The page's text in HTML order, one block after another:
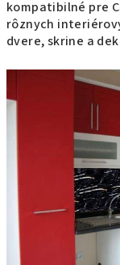
kompatibilné pre
rôznych
dvere, skrine a